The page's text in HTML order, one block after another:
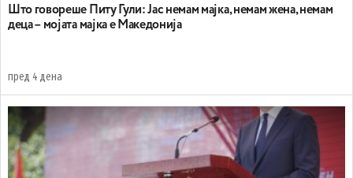
Што говореше Питу Гули: Јас немам мајка, немам жена, немам
деца – мојата мајка е Македонија
пред 4 дена